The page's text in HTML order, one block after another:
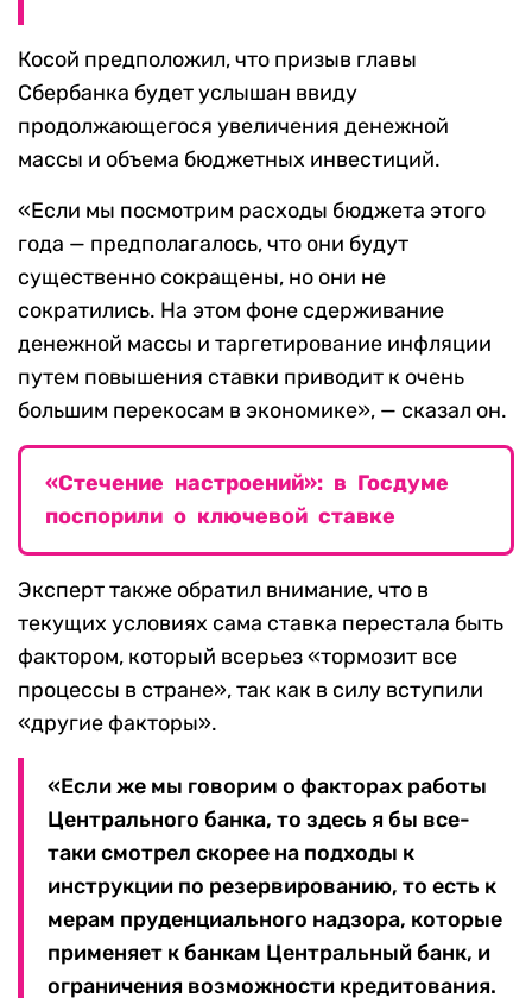
Косой предположил, что призыв главы
Сбербанка будет услышан ввиду
продолжающегося увеличения денежной
массы и объема бюджетных инвестиций.
«Если мы посмотрим расходы бюджета этого
года — предполагалось, что они будут
существенно сокращены, но они не
сократились. На этом фоне сдерживание
денежной массы и таргетирование инфляции
путем повышения ставки приводит к очень
большим перекосам в экономике», — сказал он.
«Стечение настроений»: в Госдуме
поспорили о ключевой ставке
Эксперт также обратил внимание, что в
текущих условиях сама ставка перестала быть
фактором, который всерьез «тормозит все
процессы в стране», так как в силу вступили
«другие факторы».
«Если же мы говорим о факторах работы
Центрального банка, то здесь я бы все-
таки смотрел скорее на подходы к
инструкции по резервированию, то есть к
мерам пруденциального надзора, которые
применяет к банкам Центральный банк, и
ограничения возможности кредитования.